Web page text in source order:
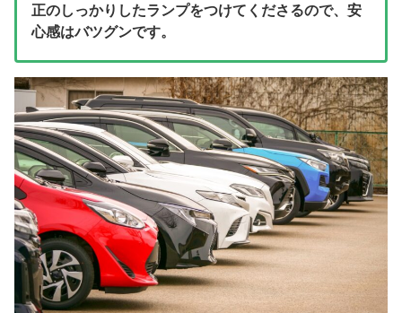
正のしっかりしたランプをつけてくださるので、安
心感はバツグンです。